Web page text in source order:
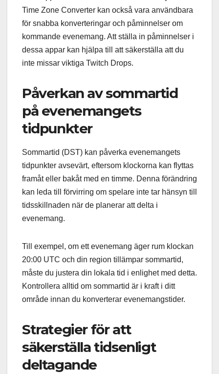
Time Zone Converter kan också vara användbara
för snabba konverteringar och påminnelser om
kommande evenemang. Att ställa in påminnelser i
dessa appar kan hjälpa till att säkerställa att du
inte missar viktiga Twitch Drops.
Påverkan av sommartid
på evenemangets
tidpunkter
Sommartid (DST) kan påverka evenemangets
tidpunkter avsevärt, eftersom klockorna kan flyttas
framåt eller bakåt med en timme. Denna förändring
kan leda till förvirring om spelare inte tar hänsyn till
tidsskillnaden när de planerar att delta i
evenemang.
Till exempel, om ett evenemang äger rum klockan
20:00 UTC och din region tillämpar sommartid,
måste du justera din lokala tid i enlighet med detta.
Kontrollera alltid om sommartid är i kraft i ditt
område innan du konverterar evenemangstider.
Strategier för att
säkerställa tidsenligt
deltagande